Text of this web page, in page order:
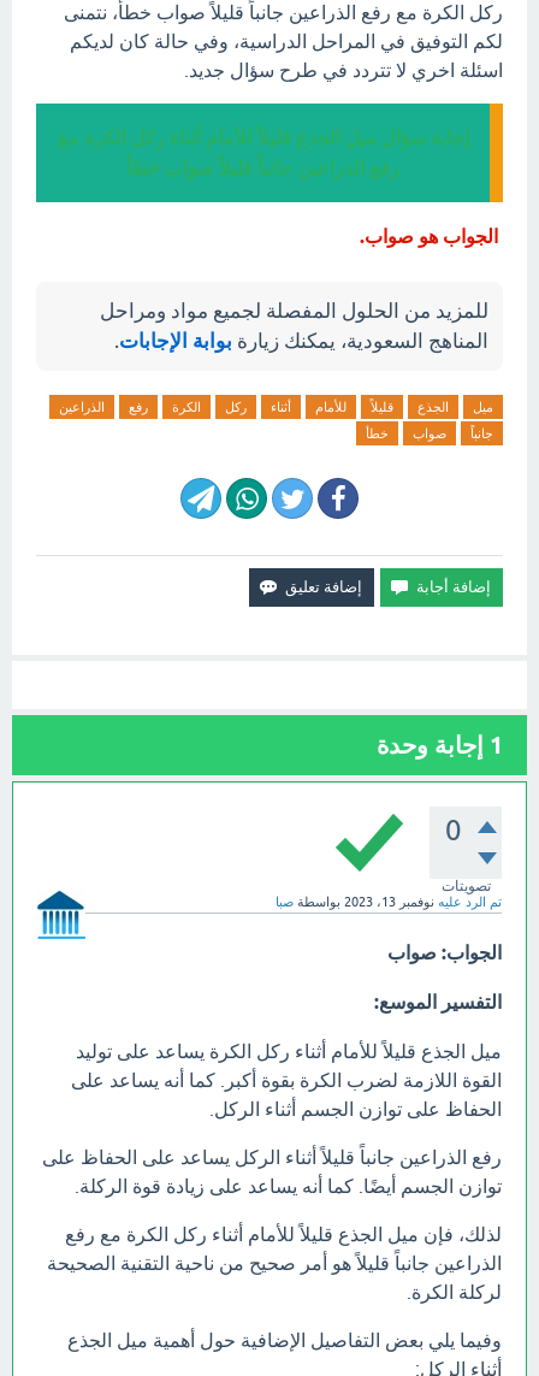
ركل الكرة مع رفع الذراعين جانباً قليلاً صواب خطأ، نتمنى
لكم التوفيق في المراحل الدراسية، وفي حالة كان لديكم
اسئلة اخري لا تتردد في طرح سؤال جديد.
إجابة سؤال ميل الجذع قليلاً للأمام أثناء ركل الكرة مع
رفع الذراعين جانباً قليلاً صواب خطأ
الجواب هو صواب.
للمزيد من الحلول المفصلة لجميع مواد ومراحل
المناهج السعودية، يمكنك زيارة بوابة الإجابات.
ميل الجذع قليلاً للأمام أثناء ركل الكرة رفع
الذراعين
جانباً
صواب خطأ
1 إجابة وحدة
0
تصويتات
تم الرد عليه نوفمبر 13، 2023 بواسطة صبا
الجواب: صواب
التفسير الموسع:
ميل الجذع قليلاً للأمام أثناء ركل الكرة يساعد على توليد
القوة اللازمة لضرب الكرة بقوة أكبر. كما أنه يساعد على
الحفاظ على توازن الجسم أثناء الركل.
رفع الذراعين جانباً قليلاً أثناء الركل يساعد على الحفاظ على
توازن الجسم أيضًا. كما أنه يساعد على زيادة قوة الركلة.
لذلك، فإن ميل الجذع قليلاً للأمام أثناء ركل الكرة مع رفع
الذراعين جانباً قليلاً هو أمر صحيح من ناحية التقنية الصحيحة
لركلة الكرة.
وفيما يلي بعض التفاصيل الإضافية حول أهمية ميل الجذع
أثناء الركل: